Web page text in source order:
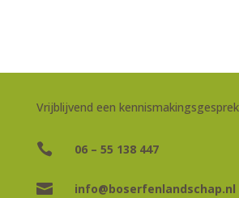
Vrijblijvend een
 06 – 55 138 447
 info@boserfenlandschap.nl